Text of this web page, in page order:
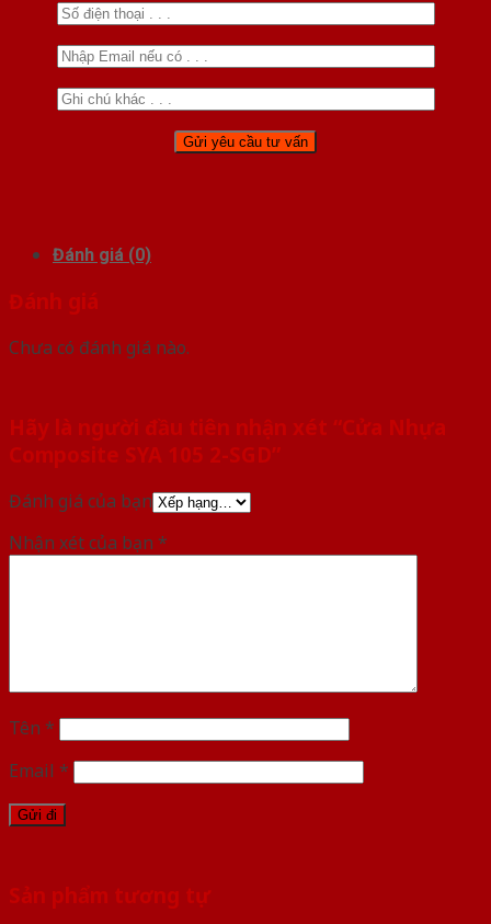
Đánh giá (0)
Đánh giá
Chưa có đánh giá nào.
Hãy là người đầu tiên nhận xét “Cửa Nhựa
Composite SYA 105 2-SGD”
Đánh giá của bạn
Nhận xét của bạn *
Tên *
Email *
Sản phẩm tương tự